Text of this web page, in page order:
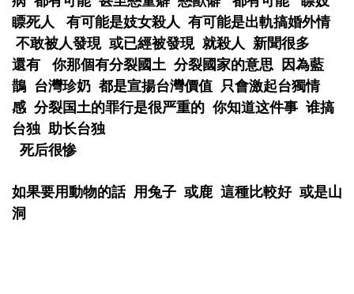
瞟死人 有可能是妓女殺人 有可能是出軌搞婚外情
不敢被人發現 或已經被發現 就殺人 新聞很多
還有 你那個有分裂國土 分裂國家的意思 因為藍
鵲 台灣珍奶 都是宣揚台灣價值 只會激起台獨情
感 分裂国土的罪行是很严重的 你知道这件事 谁搞
台独 助长台独
死后很惨
如果要用動物的話 用兔子 或鹿 這種比較好 或是山
洞